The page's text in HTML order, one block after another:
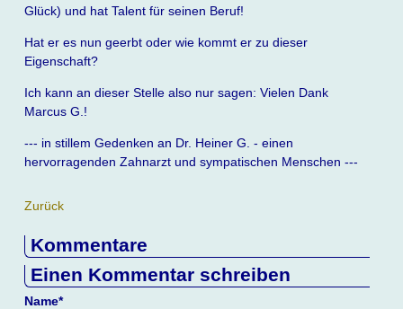
Glück) und hat Talent für seinen Beruf!
Hat er es nun geerbt oder wie kommt er zu dieser
Eigenschaft?
Ich kann an dieser Stelle also nur sagen: Vielen Dank
Marcus G.!
--- in stillem Gedenken an Dr. Heiner G. - einen
hervorragenden Zahnarzt und sympatischen Menschen ---
Zurück
Kommentare
Einen Kommentar schreiben
Pflichtfeld
Name*